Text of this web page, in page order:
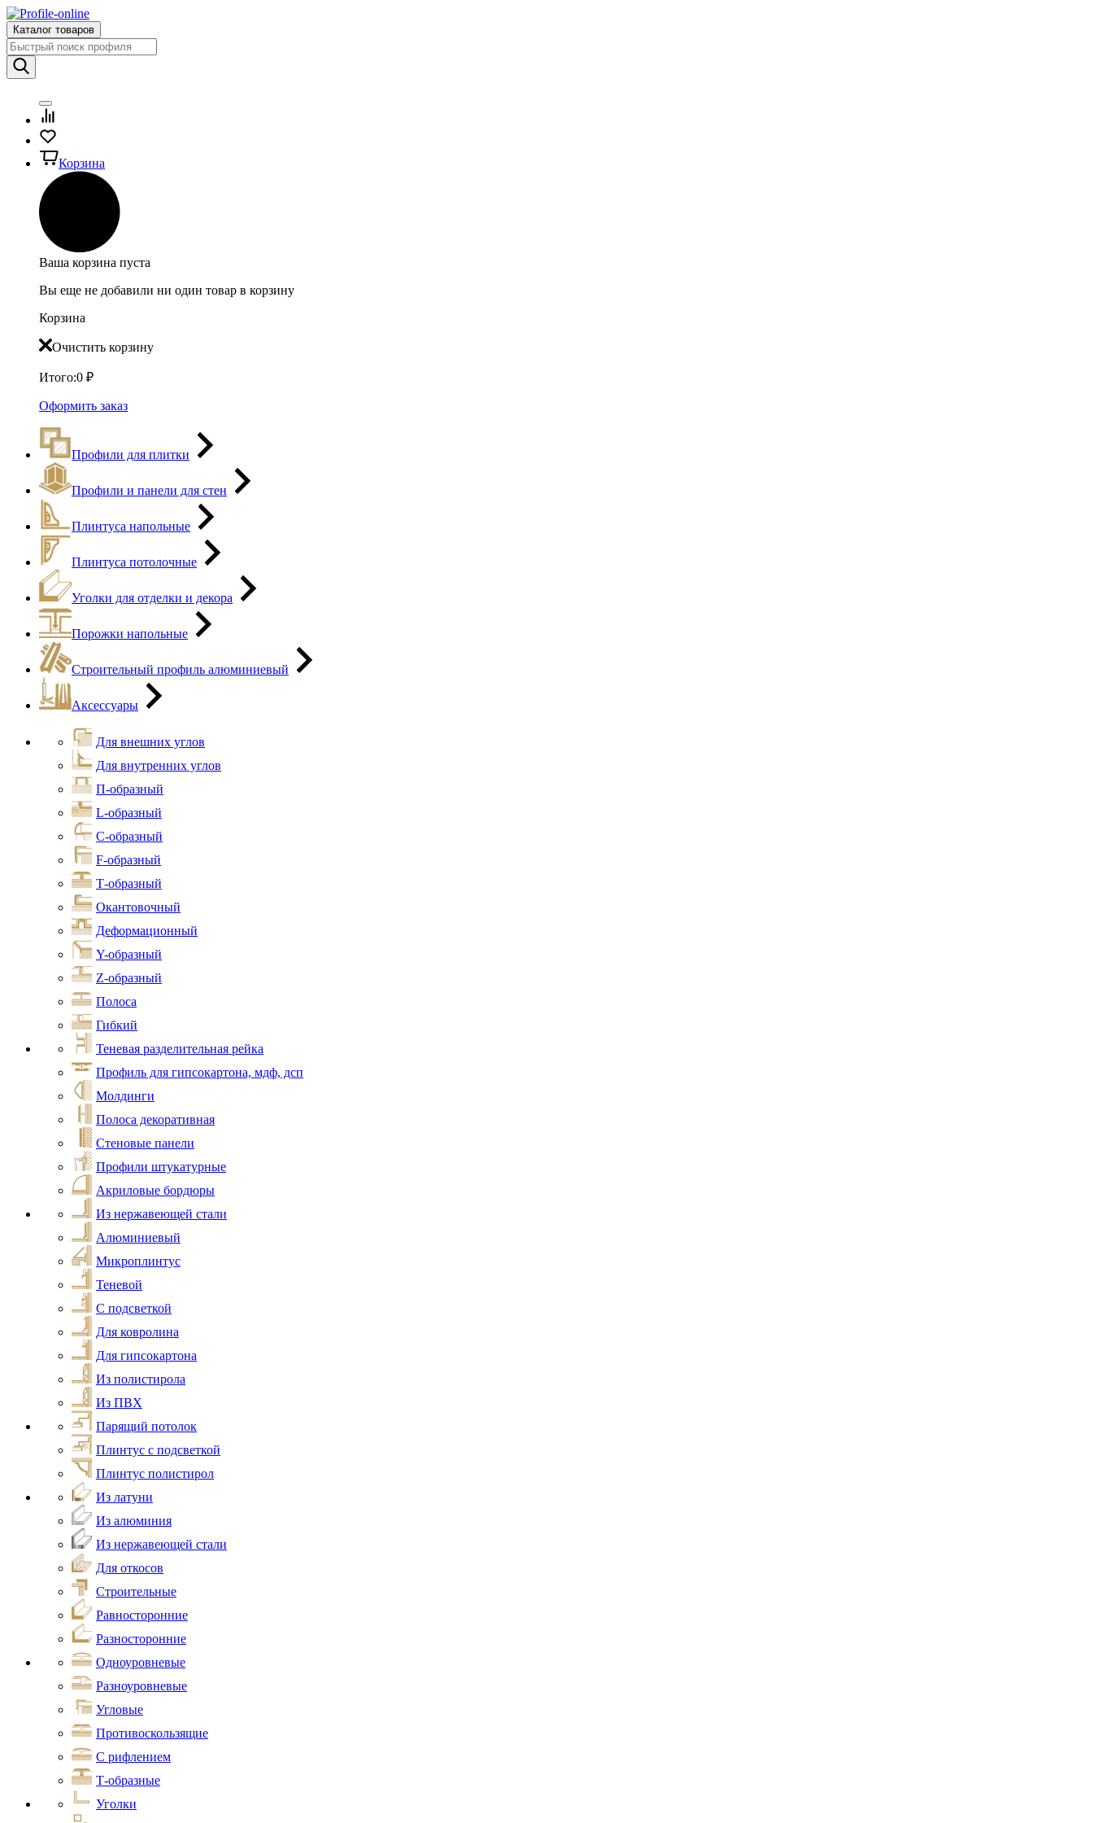
Каталог товаров
Корзина
Ваша корзина пуста
Вы еще не добавили ни один товар в корзину
Корзина
Очистить корзину
Итого:0 ₽
Оформить заказ
Профили для плитки
Профили и панели для стен
Плинтуса напольные
Плинтуса потолочные
Уголки для отделки и декора
Порожки напольные
Строительный профиль алюминиевый
Аксессуары
Для внешних углов
Для внутренних углов
П-образный
L-образный
С-образный
F-образный
Т-образный
Окантовочный
Деформационный
Y-образный
Z-образный
Полоса
Гибкий
Теневая разделительная рейка
Профиль для гипсокартона, мдф, дсп
Молдинги
Полоса декоративная
Стеновые панели
Профили штукатурные
Акриловые бордюры
Из нержавеющей стали
Алюминиевый
Микроплинтус
Теневой
С подсветкой
Для ковролина
Для гипсокартона
Из полистирола
Из ПВХ
Парящий потолок
Плинтус с подсветкой
Плинтус полистирол
Из латуни
Из алюминия
Из нержавеющей стали
Для откосов
Строительные
Равносторонние
Разносторонние
Одноуровневые
Разноуровневые
Угловые
Противоскользящие
С рифлением
Т-образные
Уголки